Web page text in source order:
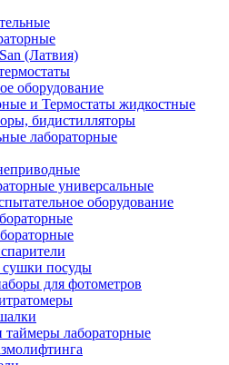
(Латвия)
оборудование
и Термостаты жидкостные
бидистилляторы
лабораторные
универсальные
оборудование
сушки посуды
для фотометров
лабораторные